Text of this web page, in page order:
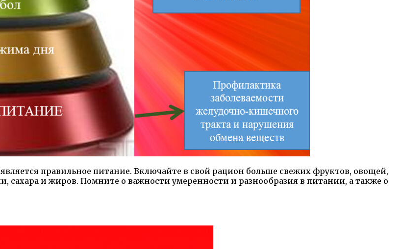
правильное питание. Включайте в свой рацион больше свежих фруктов, овощей,
сахара и жиров. Помните о важности умеренности и разнообразия в питании, а также о